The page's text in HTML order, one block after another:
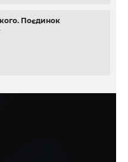
Поєдинок